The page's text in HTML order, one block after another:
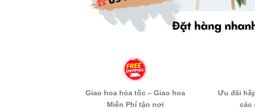
Giao hoa hỏa tốc – Giao hoa
Miễn Phí tận nơi
Ưu đãi
các